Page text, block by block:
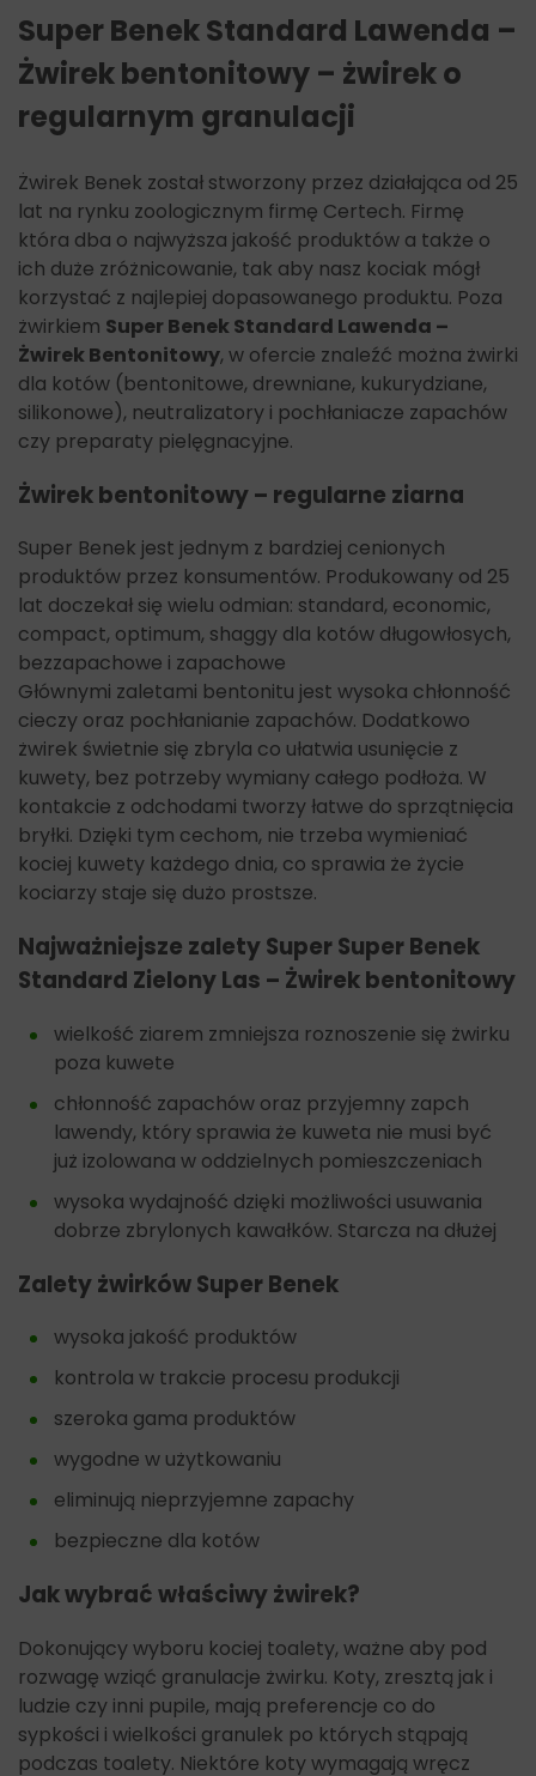
Super Benek Standard Lawenda –
Żwirek bentonitowy – żwirek o
regularnym granulacji
Żwirek Benek został stworzony przez działająca od 25
lat na rynku zoologicznym firmę Certech. Firmę
która dba o najwyższa jakość produktów a także o
ich duże zróżnicowanie, tak aby nasz kociak mógł
korzystać z najlepiej dopasowanego produktu. Poza
żwirkiem Super Benek Standard Lawenda –
Żwirek Bentonitowy, w ofercie znaleźć można żwirki
dla kotów (bentonitowe, drewniane, kukurydziane,
silikonowe), neutralizatory i pochłaniacze zapachów
czy preparaty pielęgnacyjne.
Żwirek bentonitowy – regularne ziarna
Super Benek jest jednym z bardziej cenionych
produktów przez konsumentów. Produkowany od 25
lat doczekał się wielu odmian: standard, economic,
compact, optimum, shaggy dla kotów długowłosych,
bezzapachowe i zapachowe
Głównymi zaletami bentonitu jest wysoka chłonność
cieczy oraz pochłanianie zapachów. Dodatkowo
żwirek świetnie się zbryla co ułatwia usunięcie z
kuwety, bez potrzeby wymiany całego podłoża. W
kontakcie z odchodami tworzy łatwe do sprzątnięcia
bryłki. Dzięki tym cechom, nie trzeba wymieniać
kociej kuwety każdego dnia, co sprawia że życie
kociarzy staje się dużo prostsze.
Najważniejsze zalety Super Super Benek
Standard Zielony Las – Żwirek bentonitowy
wielkość ziarem zmniejsza roznoszenie się żwirku
poza kuwete
chłonność zapachów oraz przyjemny zapch
lawendy, który sprawia że kuweta nie musi być
już izolowana w oddzielnych pomieszczeniach
wysoka wydajność dzięki możliwości usuwania
dobrze zbrylonych kawałków. Starcza na dłużej
Zalety żwirków Super Benek
wysoka jakość produktów
kontrola w trakcie procesu produkcji
szeroka gama produktów
wygodne w użytkowaniu
eliminują nieprzyjemne zapachy
bezpieczne dla kotów
Jak wybrać właściwy żwirek?
Dokonujący wyboru kociej toalety, ważne aby pod
rozwagę wziąć granulacje żwirku. Koty, zresztą jak i
ludzie czy inni pupile, mają preferencje co do
sypkości i wielkości granulek po których stąpają
podczas toalety. Niektóre koty wymagają wręcz